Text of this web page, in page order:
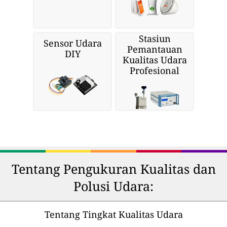
Sensor Udara
DIY
Stasiun
Pemantauan
Kualitas Udara
Profesional
Tentang Pengukuran Kualitas dan
Polusi Udara:
Tentang Tingkat Kualitas Udara